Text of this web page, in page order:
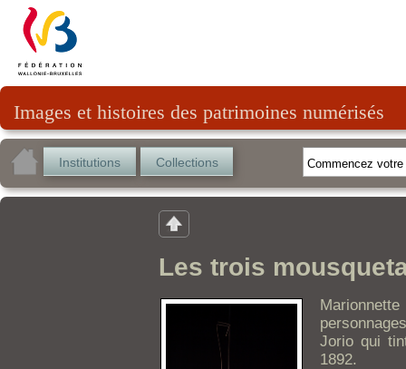
Images et histoires des patrimoines numérisés
Institutions Collections
Les trois
Jorio qui
1892.